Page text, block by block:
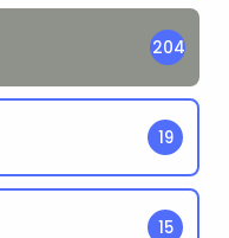
204
19
15